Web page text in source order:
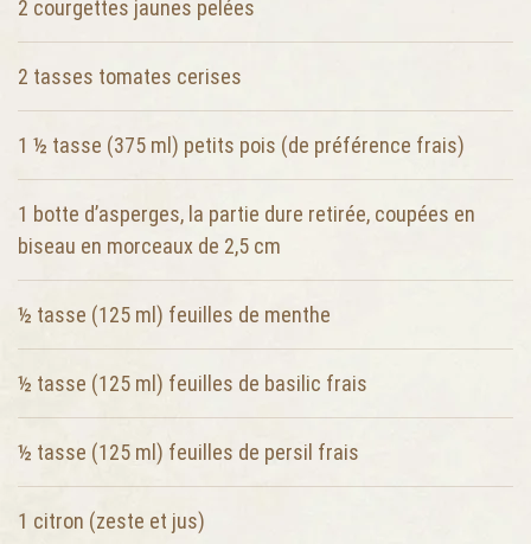
2 courgettes jaunes pelées
2 tasses tomates cerises
1 ½ tasse (375 ml) petits pois (de préférence frais)
1 botte d’asperges, la partie dure retirée, coupées en
biseau en morceaux de 2,5 cm
½ tasse (125 ml) feuilles de menthe
½ tasse (125 ml) feuilles de basilic frais
½ tasse (125 ml) feuilles de persil frais
1 citron (zeste et jus)